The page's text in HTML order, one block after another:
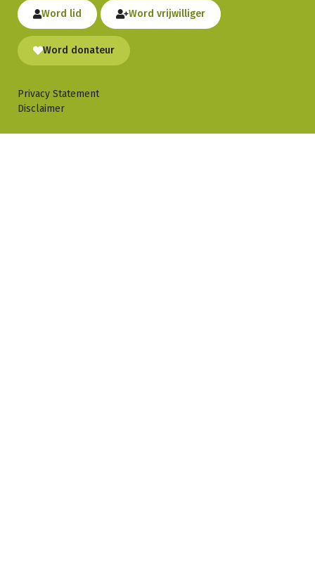
Word lid Word vrijwilliger
Word donateur
Privacy Statement
Disclaimer